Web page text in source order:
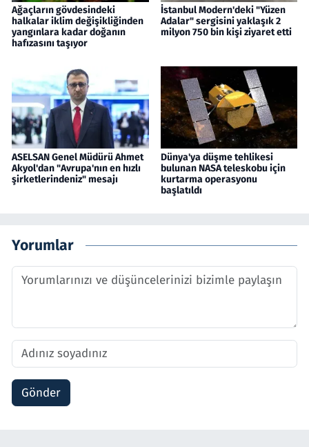
Ağaçların gövdesindeki
halkalar iklim değişikliğinden
yangınlara kadar doğanın
hafızasını taşıyor
İstanbul Modern'deki "Yüzen
Adalar" sergisini yaklaşık 2
milyon 750 bin kişi ziyaret etti
ASELSAN Genel Müdürü Ahmet
Akyol'dan "Avrupa'nın en hızlı
şirketlerindeniz" mesajı
Dünya'ya düşme tehlikesi
bulunan NASA teleskobu için
kurtarma operasyonu
başlatıldı
Yorumlar
Gönder